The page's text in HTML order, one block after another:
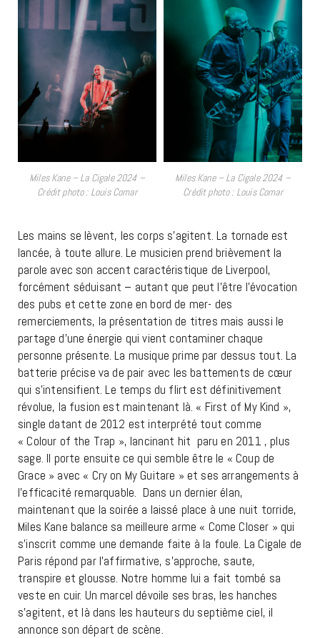
Miles Kane – La Cigale 2024 –
Crédit photo : Louis Comar
Miles Kane – La Cigale 2024 –
Crédit photo : Louis Comar
Les mains se lèvent, les corps s’agitent. La tornade est
lancée, à toute allure. Le musicien prend brièvement la
parole avec son accent caractéristique de Liverpool,
forcément séduisant – autant que peut l’être l’évocation
des pubs et cette zone en bord de mer- des
remerciements, la présentation de titres mais aussi le
partage d’une énergie qui vient contaminer chaque
personne présente. La musique prime par dessus tout. La
batterie précise va de pair avec les battements de cœur
qui s’intensifient. Le temps du flirt est définitivement
révolue, la fusion est maintenant là. « First of My Kind »,
single datant de 2012 est interprété tout comme
« Colour of the Trap », lancinant hit paru en 2011 , plus
sage. Il porte ensuite ce qui semble être le « Coup de
Grace » avec « Cry on My Guitare » et ses arrangements à
l’efficacité remarquable. Dans un dernier élan,
maintenant que la soirée a laissé place à une nuit torride,
Miles Kane balance sa meilleure arme « Come Closer » qui
s’inscrit comme une demande faite à la foule. La Cigale de
Paris répond par l’affirmative, s’approche, saute,
transpire et glousse. Notre homme lui a fait tombé sa
veste en cuir. Un marcel dévoile ses bras, les hanches
s’agitent, et là dans les hauteurs du septième ciel, il
annonce son départ de scène.